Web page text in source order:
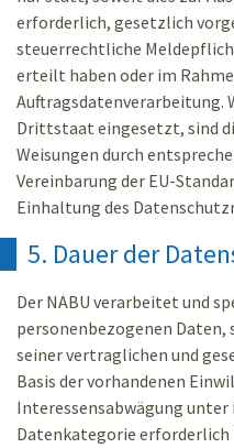
erforderlich, gesetzlich
steuerrechtliche
erteilt haben oder im
Auftragsdatenverarbeitung.
Drittstaat eingesetzt, sind
Weisungen durch
Vereinbarung der EU-
Einhaltung des
5. Dauer der
Der NABU verarbeitet und
personenbezogenen Daten,
seiner vertraglichen und
Basis der vorhandenen
Interessensabwägung
Datenkategorie erforderlich